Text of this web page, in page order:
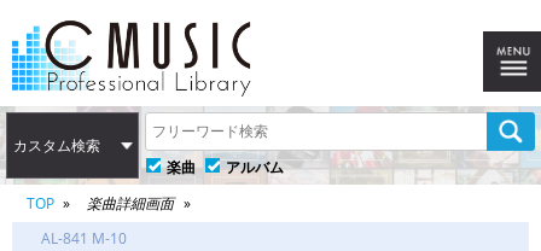
カスタム検索
楽曲
アルバム
TOP
楽曲詳細画面
AL-841 M-10